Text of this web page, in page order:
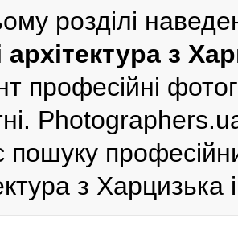
розділі
архітектура з
професійні
пошуку
з Харцизька